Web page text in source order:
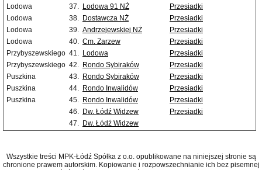
Lodowa
37. Lodowa 91 NŻ
Przesiadki
Lodowa
38. Dostawcza NŻ
Przesiadki
Lodowa
39. Andrzejewskiej NŻ
Przesiadki
Lodowa
40. Cm. Zarzew
Przesiadki
Przybyszewskiego 41. Lodowa
Przesiadki
Przybyszewskiego 42. Rondo Sybiraków
Przesiadki
Puszkina
43. Rondo Sybiraków
Przesiadki
Puszkina
44. Rondo Inwalidów
Przesiadki
Puszkina
45. Rondo Inwalidów
Przesiadki
46. Dw. Łódź Widzew
Przesiadki
47. Dw. Łódź Widzew
Wszystkie treści MPK-Łódź Spółka z o.o. opublikowane na niniejszej stronie są
chronione prawem autorskim. Kopiowanie i rozpowszechnianie ich bez pisemnej